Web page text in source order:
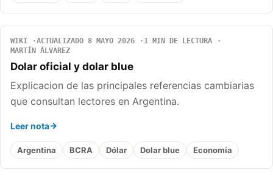
WIKI ACTUALIZADO 8 MAYO 2026
1 MIN DE LECTURA
MARTÍN ÁLVAREZ
Dolar oficial y dolar blue
Explicacion de las principales referencias cambiarias
que consultan lectores en Argentina.
Leer nota
Argentina BCRA Dólar Dolar blue Economia